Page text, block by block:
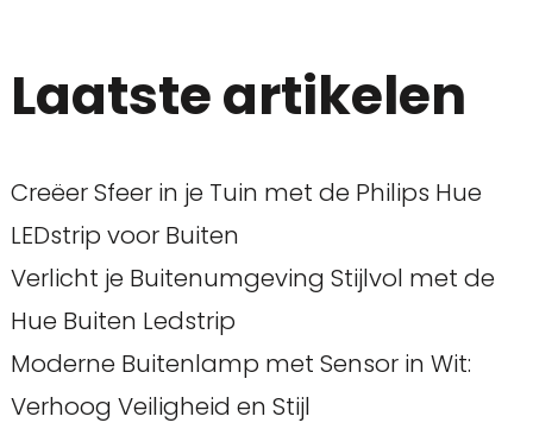
Laatste artikelen
Creëer Sfeer in je Tuin met de Philips Hue
LEDstrip voor Buiten
Verlicht je Buitenumgeving Stijlvol met de
Hue Buiten Ledstrip
Moderne Buitenlamp met Sensor in Wit:
Verhoog Veiligheid en Stijl